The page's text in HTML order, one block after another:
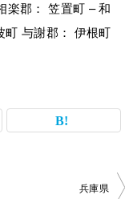
楽郡： 笠置町 – 和
町 与謝郡： 伊根町
兵庫県